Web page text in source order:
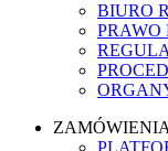
BIURO
PRAWO